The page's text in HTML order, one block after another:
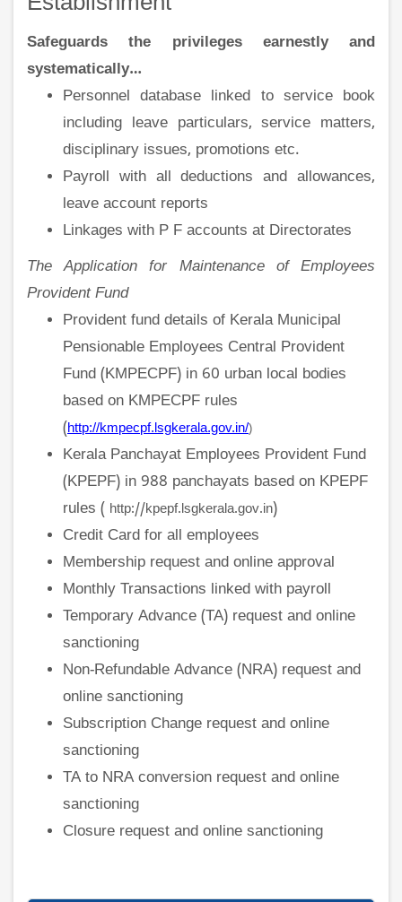
Safeguards the privileges earnestly and
systematically…
Personnel database linked to service book
including leave particulars, service matters,
disciplinary issues, promotions etc.
Payroll with all deductions and allowances,
leave account reports
Linkages with P F accounts at Directorates
The Application for Maintenance of Employees
Provident Fund
Provident fund details of Kerala Municipal
Pensionable Employees Central Provident
Fund (KMPECPF) in 60 urban local bodies
based on KMPECPF rules
(http://kmpecpf.lsgkerala.gov.in/)
Kerala Panchayat Employees Provident Fund
(KPEPF) in 988 panchayats based on KPEPF
rules ( http://kpepf.lsgkerala.gov.in)
Credit Card for all employees
Membership request and online approval
Monthly Transactions linked with payroll
Temporary Advance (TA) request and online
sanctioning
Non-Refundable Advance (NRA) request and
online sanctioning
Subscription Change request and online
sanctioning
TA to NRA conversion request and online
sanctioning
Closure request and online sanctioning